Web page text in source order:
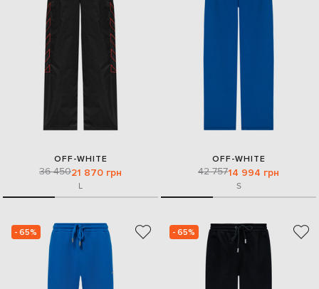
OFF-WHITE
36 45021 870 грн
L
OFF-WHITE
42 75714 994 грн
S
- 65% - 65%